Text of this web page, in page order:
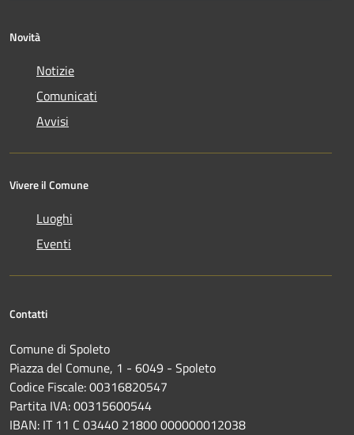
Novità
Notizie
Comunicati
Avvisi
Vivere il Comune
Luoghi
Eventi
Contatti
Comune di Spoleto
Piazza del Comune, 1 - 6049 - Spoleto
Codice Fiscale: 00316820547
Partita IVA: 00315600544
IBAN: IT 11 C 03440 21800 000000012038